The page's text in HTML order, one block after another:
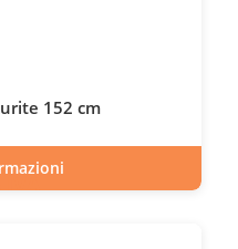
152 cm
IVA